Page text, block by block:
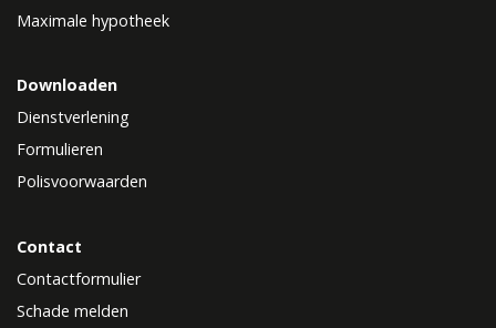
Maximale hypotheek
Downloaden
Dienstverlening
Formulieren
Polisvoorwaarden
Contact
Contactformulier
Schade melden